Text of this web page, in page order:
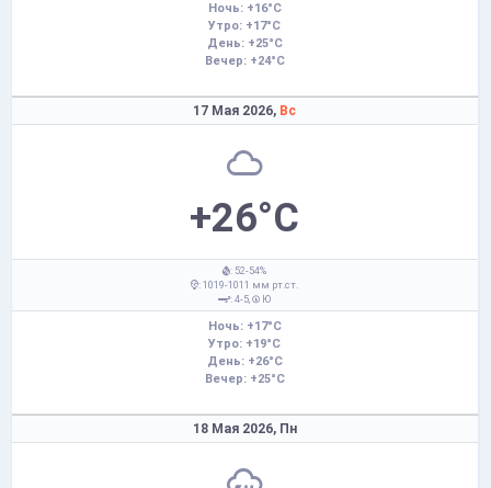
Ночь: +16°C
Утро: +17°C
День: +25°C
Вечер: +24°C
17 Мая 2026, Вс
+26°C
: 52-54%
: 1019-1011 мм рт.ст.
: 4-5,
Ю
Ночь: +17°C
Утро: +19°C
День: +26°C
Вечер: +25°C
18 Мая 2026, Пн